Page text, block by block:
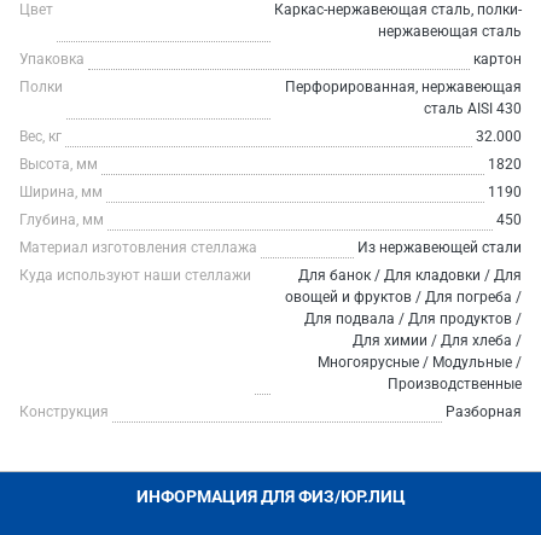
Цвет
Каркас-нержавеющая сталь, полки-
нержавеющая сталь
Упаковка
картон
Полки
Перфорированная, нержавеющая
сталь AISI 430
Вес, кг
32.000
Высота, мм
1820
Ширина, мм
1190
Глубина, мм
450
Материал изготовления стеллажа
Из нержавеющей стали
Куда используют наши стеллажи
Для банок / Для кладовки / Для
овощей и фруктов / Для погреба /
Для подвала / Для продуктов /
Для химии / Для хлеба /
Многоярусные / Модульные /
Производственные
Конструкция
Разборная
ИНФОРМАЦИЯ ДЛЯ ФИЗ/ЮР.ЛИЦ